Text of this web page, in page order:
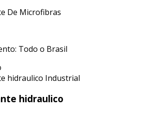
Todo o Brasil
hidraulico